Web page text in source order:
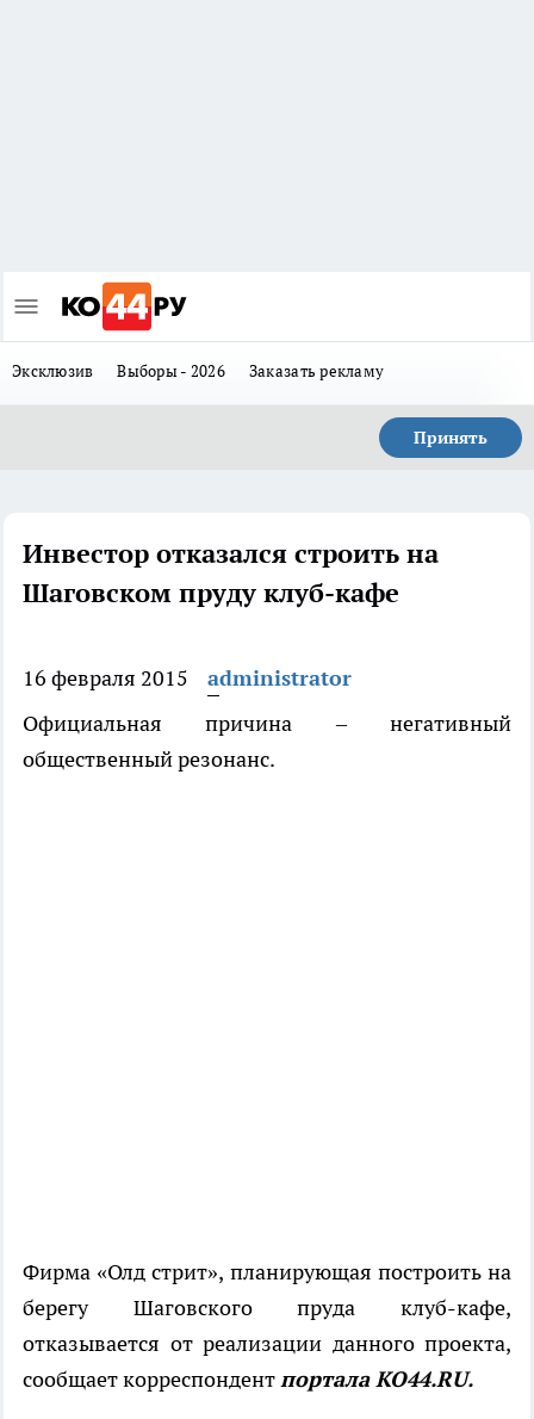
Эксклюзив Выборы - 2026 Заказать рекламу
Принять
Инвестор отказался строить на
Шаговском пруду клуб-кафе
16 февраля 2015
administrator
Официальная причина – негативный
общественный резонанс.
Фирма «Олд стрит», планирующая построить на
берегу Шаговского пруда клуб-кафе,
отказывается от реализации данного проекта,
сообщает корреспондентпортала КО44.RU.